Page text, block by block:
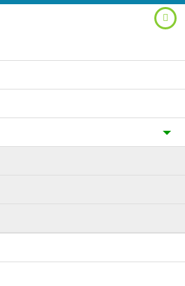
KESEHATAN
29 JANUARI 2026